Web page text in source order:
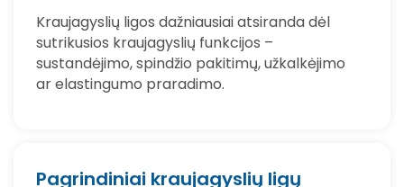
Kraujagyslių ligos dažniausiai atsiranda dėl
sutrikusios kraujagyslių funkcijos –
sustandėjimo, spindžio pakitimų, užkalkėjimo
ar elastingumo praradimo.
Pagrindiniai kraujagyslių ligų